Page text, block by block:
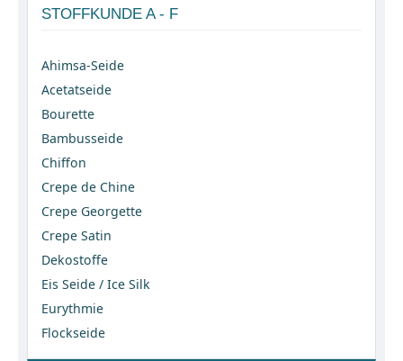
STOFFKUNDE A - F
Ahimsa-Seide
Acetatseide
Bourette
Bambusseide
Chiffon
Crepe de Chine
Crepe Georgette
Crepe Satin
Dekostoffe
Eis Seide / Ice Silk
Eurythmie
Flockseide